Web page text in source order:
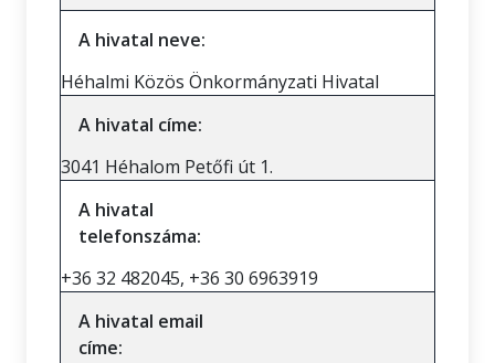
A hivatal neve:
Héhalmi Közös Önkormányzati Hivatal
A hivatal címe:
3041 Héhalom Petőfi út 1.
A hivatal
telefonszáma:
+36 32 482045, +36 30 6963919
A hivatal email
címe: